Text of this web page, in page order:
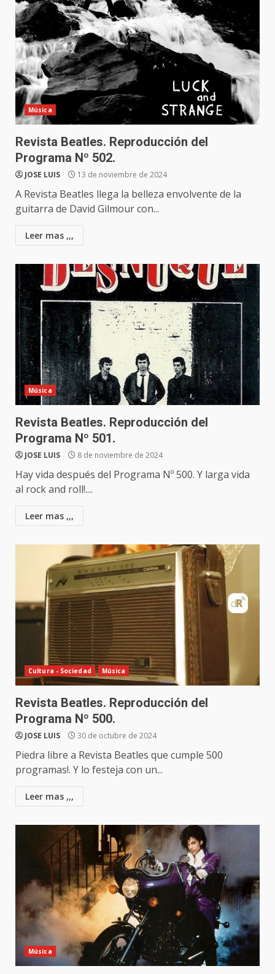
Música
Revista Beatles. Reproducción del
Programa Nº 502.
JOSE LUIS 13 de noviembre de 2024
A Revista Beatles llega la belleza envolvente de la
guitarra de David Gilmour con...
Leer mas ,,,
Música
Revista Beatles. Reproducción del
Programa Nº 501.
JOSE LUIS 8 de noviembre de 2024
Hay vida después del Programa Nº 500. Y larga vida
al rock and roll!....
Leer mas ,,,
Cultura - Sociedad Música
Revista Beatles. Reproducción del
Programa Nº 500.
JOSE LUIS 30 de octubre de 2024
Piedra libre a Revista Beatles que cumple 500
programas!. Y lo festeja con un...
Leer mas ,,,
Música